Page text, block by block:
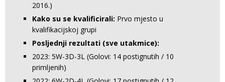
2016.)
Kako su se kvalificirali: Prvo mjesto u
kvalifikacijskoj grupi
Posljednji rezultati (sve utakmice):
2023: 5W-3D-3L (Golovi: 14 postignutih / 10
primljenih)